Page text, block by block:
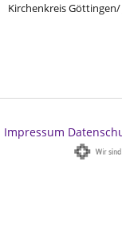
Kirchenkreis
Impressum